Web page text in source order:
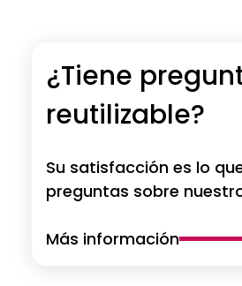
¿Tiene
reutilizable?
Su satisfacción es lo
preguntas sobre
Más información